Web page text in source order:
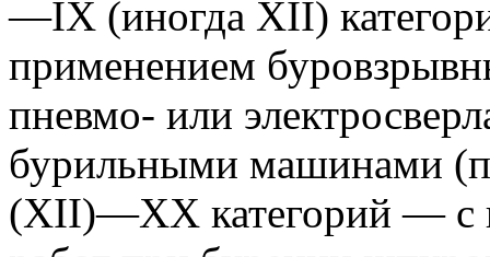
—IX (иногда XII)
применением
пневмо- или
бурильными машинами
(ХII)—ХХ категорий — с